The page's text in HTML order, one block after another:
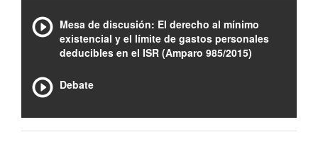
Mesa de discusión: El derecho al mínimo
existencial y el límite de gastos personales
deducibles en el ISR (Amparo 985/2015)
Debate